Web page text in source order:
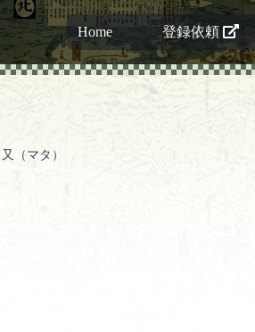
Home 登録依頼
又（マタ）